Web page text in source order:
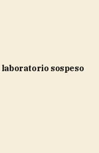
sospeso